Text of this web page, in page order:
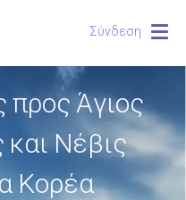
Σύνδεση
προς Άγιος
Νέβις
Κορέα